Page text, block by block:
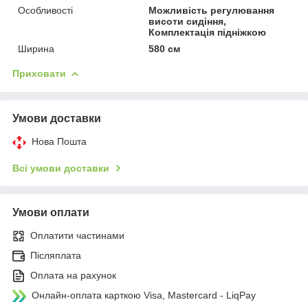
Особливості
Можливість регулювання
висоти сидіння,
Комплектація підніжкою
Ширина
580 см
Приховати
Умови доставки
Нова Пошта
Всі умови доставки
Умови оплати
Оплатити частинами
Післяплата
Оплата на рахунок
Онлайн-оплата карткою Visa, Mastercard - LiqPay